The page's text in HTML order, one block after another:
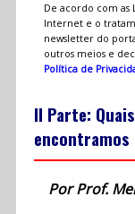
De acordo com as
Internet e o
newsletter do
outros meios e
Política de
II Parte:
encontramos
Por Prof.